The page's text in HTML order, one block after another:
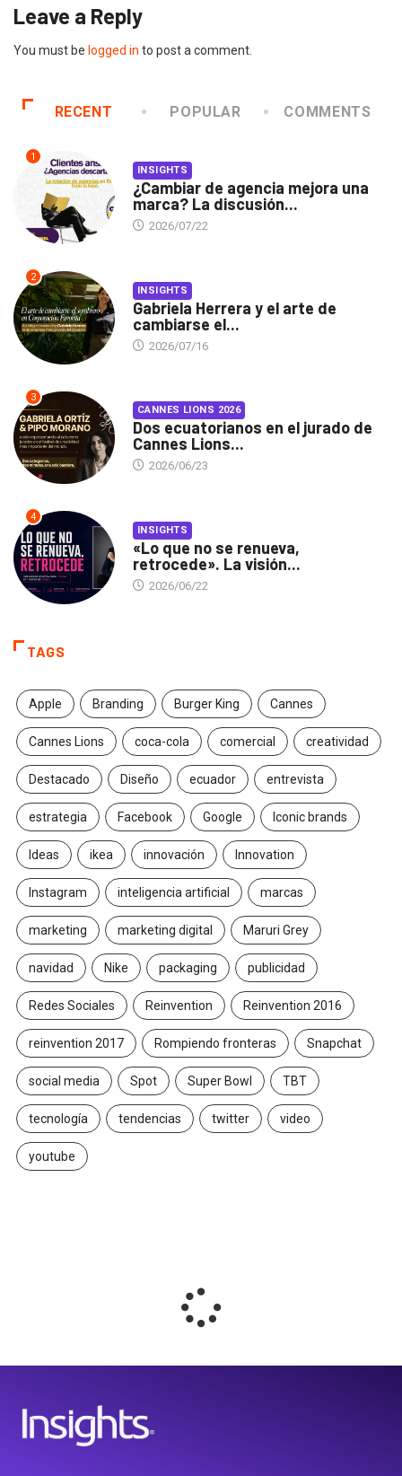
Leave a Reply
You must be logged in to post a comment.
RECENT POPULAR COMMENTS
1
INSIGHTS
¿Cambiar de agencia mejora una
marca? La discusión...
2026/07/22
2
INSIGHTS
Gabriela Herrera y el arte de
cambiarse el...
2026/07/16
3
CANNES LIONS 2026
Dos ecuatorianos en el jurado de
Cannes Lions...
2026/06/23
4
INSIGHTS
«Lo que no se renueva,
retrocede». La visión...
2026/06/22
TAGS
Apple Branding Burger King Cannes
Cannes Lions coca-cola comercial creatividad
Destacado Diseño ecuador entrevista
estrategia Facebook Google Iconic brands
Ideas ikea innovación Innovation
Instagram inteligencia artificial marcas
marketing marketing digital Maruri Grey
navidad Nike packaging publicidad
Redes Sociales Reinvention Reinvention 2016
reinvention 2017 Rompiendo fronteras Snapchat
social media Spot Super Bowl TBT
tecnología tendencias twitter video
youtube